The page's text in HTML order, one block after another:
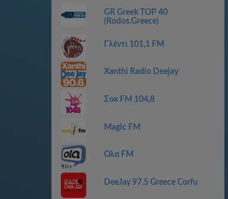
GR Greek TOP 40
(Rodos.Greece)
Γλέντι 101,1 FM
Xanthi Radio Deejay
Σοκ FM 104,8
Magic FM
Ολα FM
DeeJay 97.5 Greece Corfu